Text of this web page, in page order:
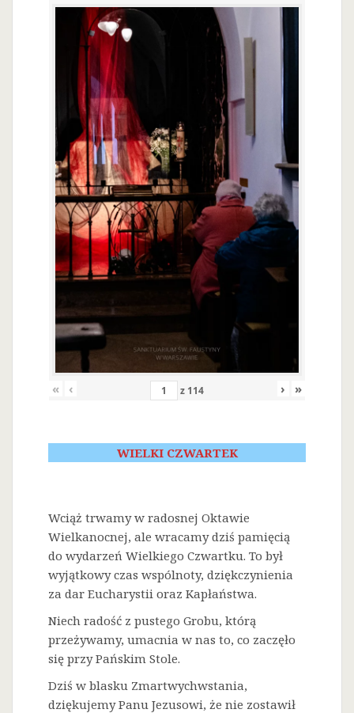
« ‹ z 114 › »
WIELKI CZWARTEK
Wciąż trwamy w radosnej Oktawie
Wielkanocnej, ale wracamy dziś pamięcią
do wydarzeń Wielkiego Czwartku. To był
wyjątkowy czas wspólnoty, dziękczynienia
za dar Eucharystii oraz Kapłaństwa.
Niech radość z pustego Grobu, którą
przeżywamy, umacnia w nas to, co zaczęło
się przy Pańskim Stole.
Dziś w blasku Zmartwychwstania,
dziękujemy Panu Jezusowi, że nie zostawił